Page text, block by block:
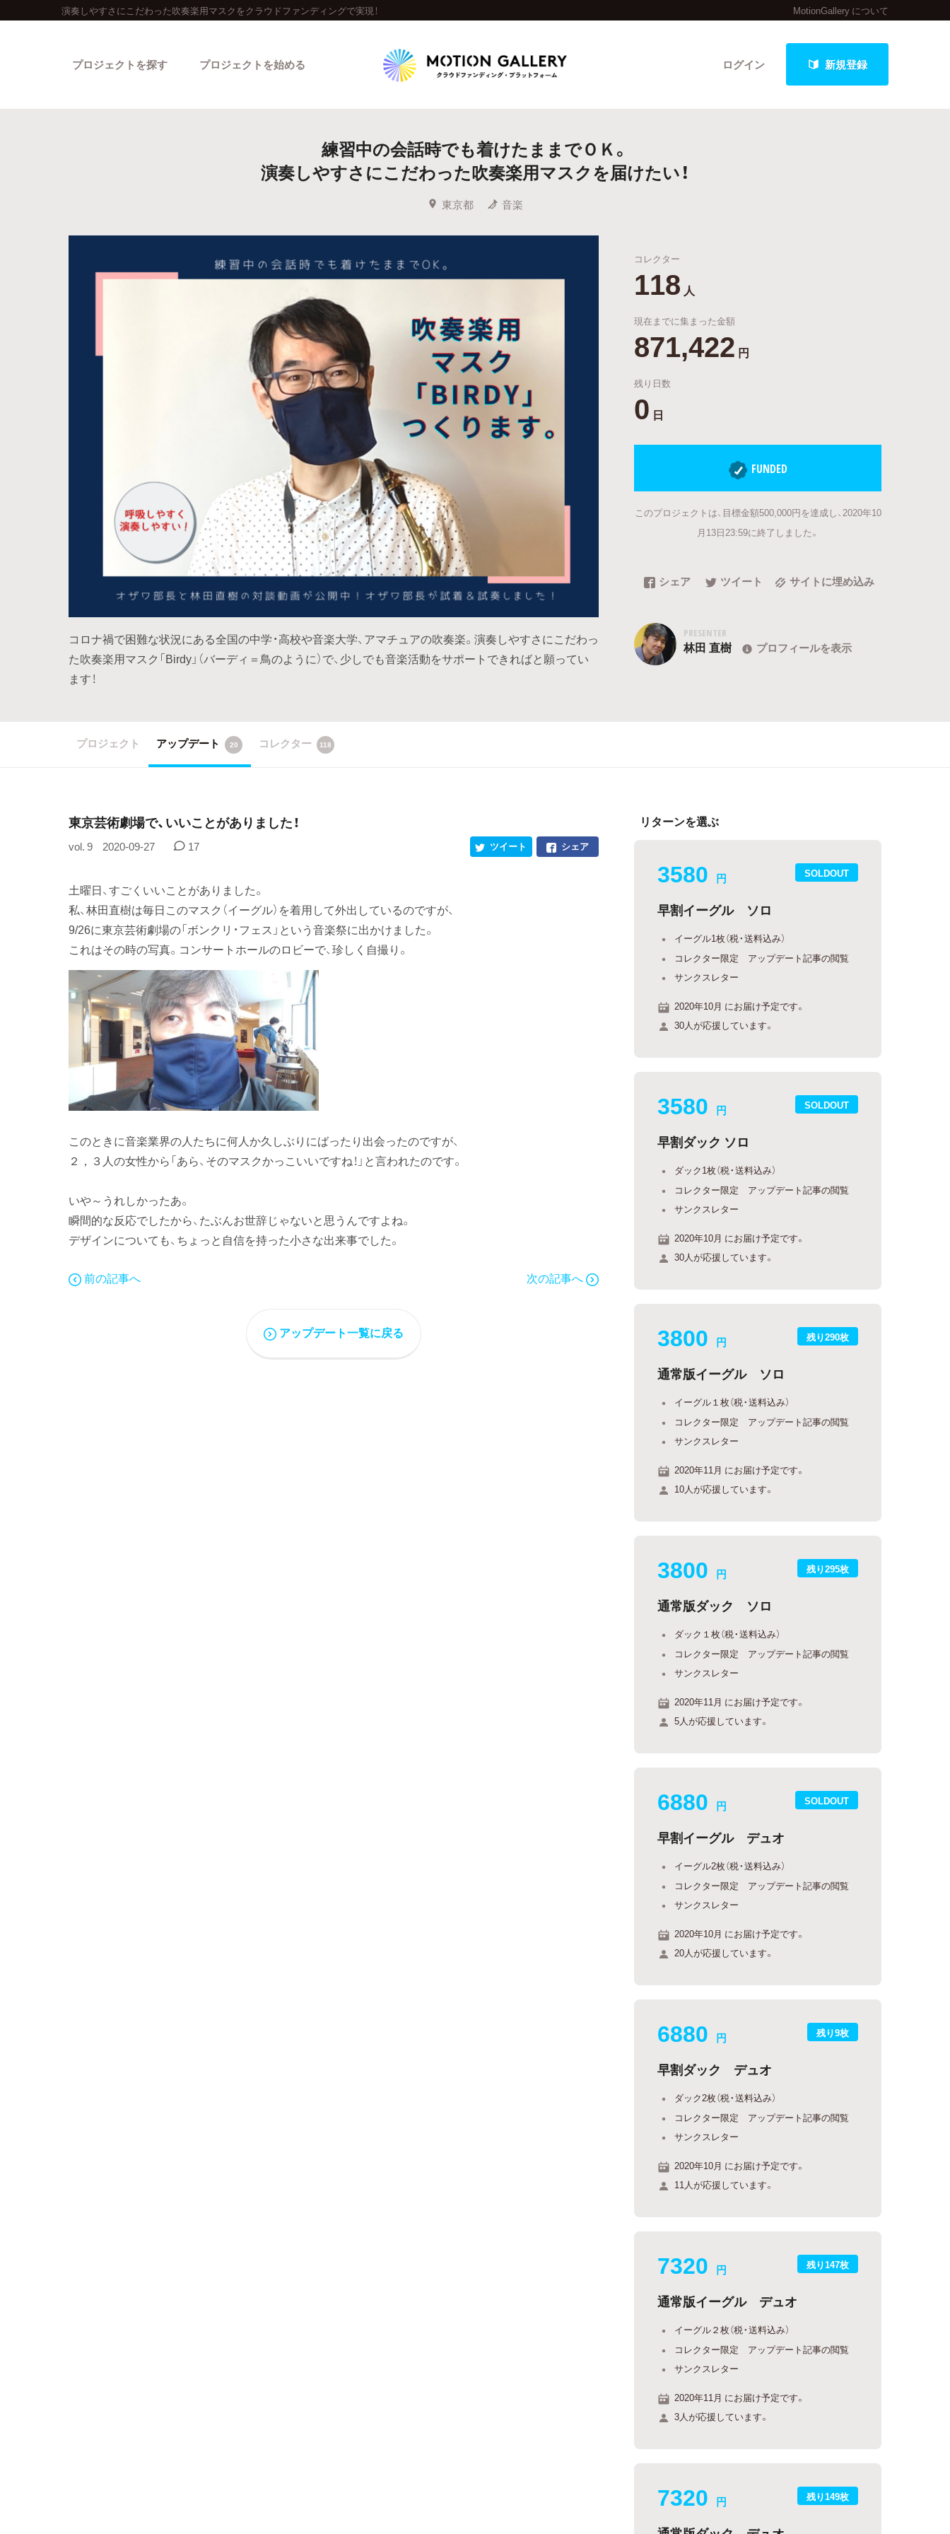
演奏しやすさにこだわった吹奏楽用マスクをクラウドファンディングで実現！ MotionGallery について
ログイン 新規登録
プロジェクトを探す
人気のプロジェクト 新着プロジェクト 終了間近のプロジェクト
Feature
カテゴリーから探す タグから探す キュレーターから探す 特集から探す
最新達成プロジェクト 調達額が大きいプロジェクト
プロジェクトを始める
練習中の会話時でも着けたままでＯＫ。
演奏しやすさにこだわった吹奏楽用マスクを届けたい！
東京都 音楽
コロナ禍で困難な状況にある全国の中学・高校や音楽大学、アマチュアの吹奏楽。演奏しやすさにこだわっ
た吹奏楽用マスク「Birdy」（バーディ＝鳥のように）で、少しでも音楽活動をサポートできればと願ってい
ます！
コレクター
118 人
現在までに集まった金額
871,422 円
残り日数
0 日
FUNDED
このプロジェクトは、目標金額500,000円を達成し、2020年10
月13日23:59に終了しました。
シェア ツイート サイトに埋め込み
PRESENTER
林田 直樹 プロフィールを表示
プロジェクト アップデート 20 コレクター 118
東京芸術劇場で、いいことがありました！
vol. 9 2020-09-27 17 シェア
ツイート
土曜日、すごくいいことがありました。
私、林田直樹は毎日このマスク（イーグル）を着用して外出しているのですが、
9/26に東京芸術劇場の「ボンクリ・フェス」という音楽祭に出かけました。
これはその時の写真。コンサートホールのロビーで、珍しく自撮り。
このときに音楽業界の人たちに何人か久しぶりにばったり出会ったのですが、
２，３人の女性から「あら、そのマスクかっこいいですね！」と言われたのです。
いや～うれしかったあ。
瞬間的な反応でしたから、たぶんお世辞じゃないと思うんですよね。
デザインについても、ちょっと自信を持った小さな出来事でした。
前の記事へ 次の記事へ
アップデート一覧に戻る
リターンを選ぶ
SOLDOUT
3580 円
早割イーグル ソロ
イーグル1枚（税・送料込み）
コレクター限定 アップデート記事の閲覧
サンクスレター
2020年10月 にお届け予定です。
30人が応援しています。
SOLDOUT
3580 円
早割ダック ソロ
ダック1枚（税・送料込み）
コレクター限定 アップデート記事の閲覧
サンクスレター
2020年10月 にお届け予定です。
30人が応援しています。
残り290枚
3800 円
通常版イーグル ソロ
イーグル１枚（税・送料込み）
コレクター限定 アップデート記事の閲覧
サンクスレター
2020年11月 にお届け予定です。
10人が応援しています。
残り295枚
3800 円
通常版ダック ソロ
ダック１枚（税・送料込み）
コレクター限定 アップデート記事の閲覧
サンクスレター
2020年11月 にお届け予定です。
5人が応援しています。
SOLDOUT
6880 円
早割イーグル デュオ
イーグル2枚（税・送料込み）
コレクター限定 アップデート記事の閲覧
サンクスレター
2020年10月 にお届け予定です。
20人が応援しています。
残り9枚
6880 円
早割ダック デュオ
ダック2枚（税・送料込み）
コレクター限定 アップデート記事の閲覧
サンクスレター
2020年10月 にお届け予定です。
11人が応援しています。
残り147枚
7320 円
通常版イーグル デュオ
イーグル２枚（税・送料込み）
コレクター限定 アップデート記事の閲覧
サンクスレター
2020年11月 にお届け予定です。
3人が応援しています。
残り149枚
7320 円